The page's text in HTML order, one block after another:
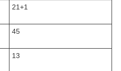
21+1
45
13